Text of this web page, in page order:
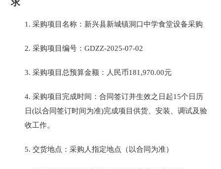
求
1.采购项目名称： 新兴县新城镇洞口中学食堂设备采购
2.采购项目编号：GDZZ-2025-07-02
3.采购项目总预算金额：人民币181,970.00元
4.采购项目完成时间 ：合同签订并生效之日起15个日历
日(以合同签订时间为准)完成项目供货、安装、调试及验
收工作。
5.交货地点：采购人指定地点（以合同为准）